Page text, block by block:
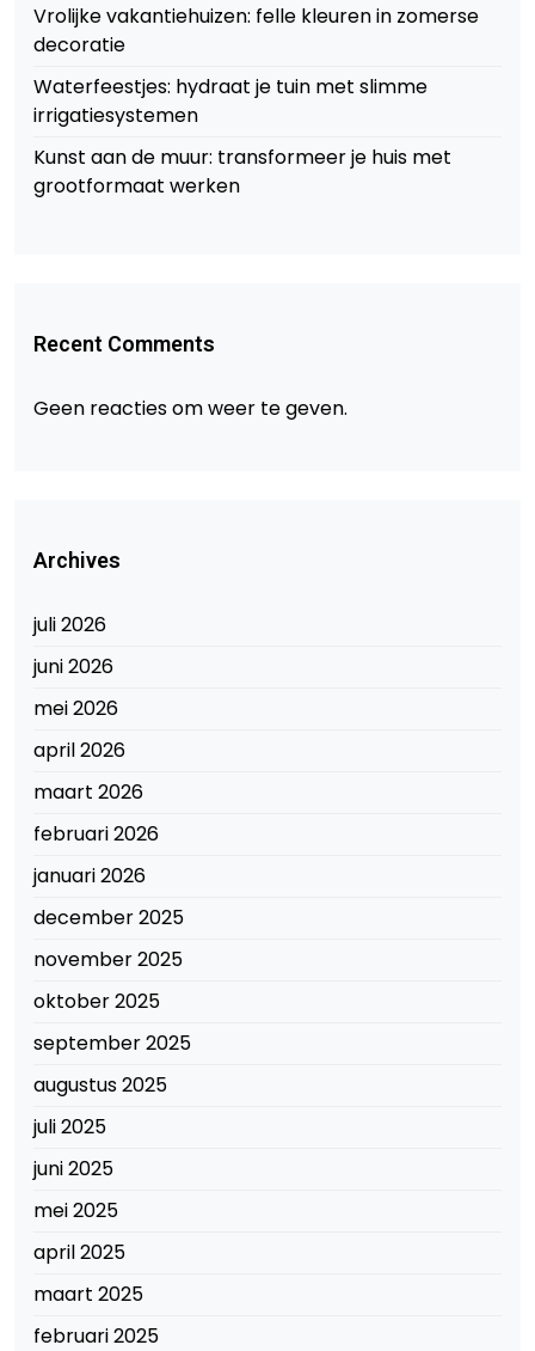
Vrolijke vakantiehuizen: felle kleuren in zomerse
decoratie
Waterfeestjes: hydraat je tuin met slimme
irrigatiesystemen
Kunst aan de muur: transformeer je huis met
grootformaat werken
Recent Comments
Geen reacties om weer te geven.
Archives
juli 2026
juni 2026
mei 2026
april 2026
maart 2026
februari 2026
januari 2026
december 2025
november 2025
oktober 2025
september 2025
augustus 2025
juli 2025
juni 2025
mei 2025
april 2025
maart 2025
februari 2025